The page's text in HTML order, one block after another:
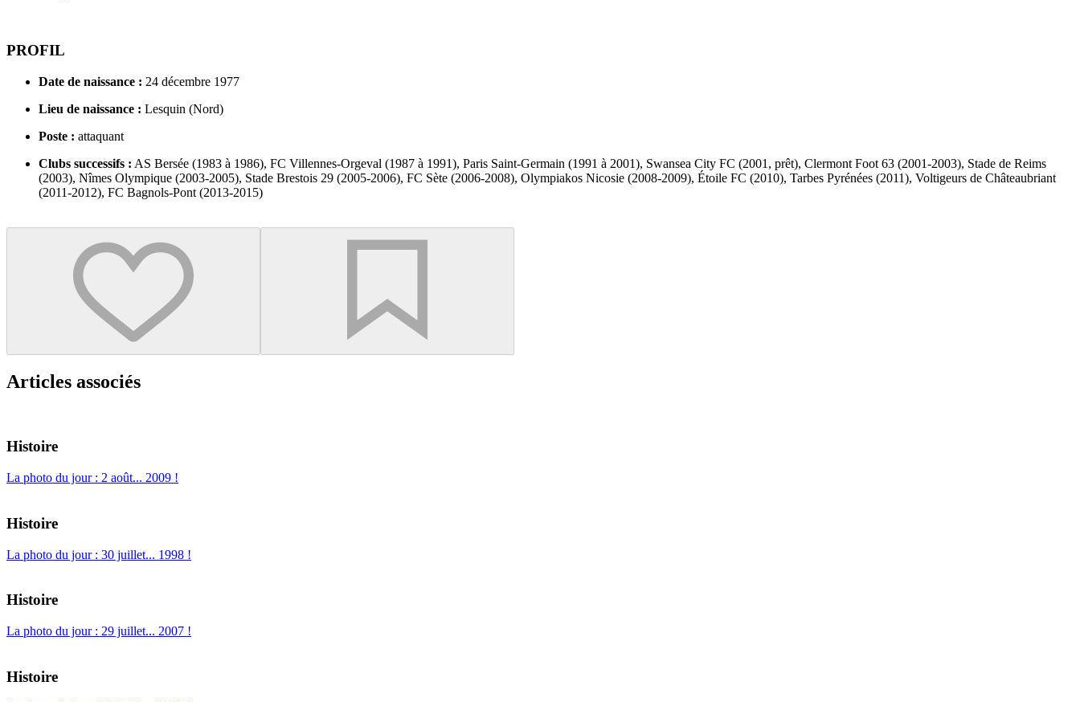
PROFIL
Date de naissance : 24 décembre 1977
Lieu de naissance : Lesquin (Nord)
Poste : attaquant
Clubs successifs : AS Bersée (1983 à 1986), FC Villennes-Orgeval (1987 à 1991), Paris Saint-Germain (1991 à 2001), Swansea City FC (2001, prêt), Clermont Foot 63 (2001-2003), Stade de Reims
(2003), Nîmes Olympique (2003-2005), Stade Brestois 29 (2005-2006), FC Sète (2006-2008), Olympiakos Nicosie (2008-2009), Étoile FC (2010), Tarbes Pyrénées (2011), Voltigeurs de Châteaubriant
(2011-2012), FC Bagnols-Pont (2013-2015)
Articles associés
Histoire
La photo du jour : 2 août... 2009 !
Histoire
La photo du jour : 30 juillet... 1998 !
Histoire
La photo du jour : 29 juillet... 2007 !
Histoire